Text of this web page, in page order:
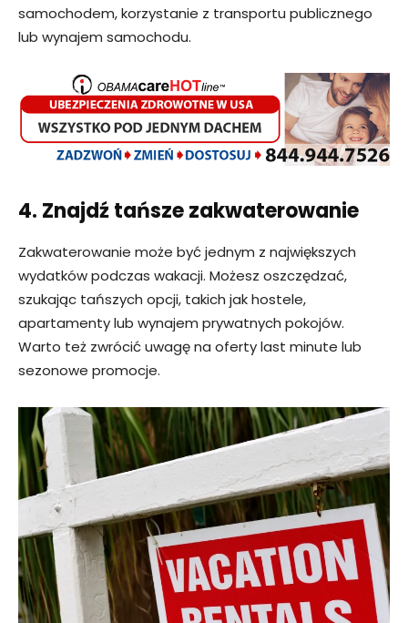
samochodem, korzystanie z transportu publicznego
lub wynajem samochodu.
4. Znajdź tańsze zakwaterowanie
Zakwaterowanie może być jednym z największych
wydatków podczas wakacji. Możesz oszczędzać,
szukając tańszych opcji, takich jak hostele,
apartamenty lub wynajem prywatnych pokojów.
Warto też zwrócić uwagę na oferty last minute lub
sezonowe promocje.